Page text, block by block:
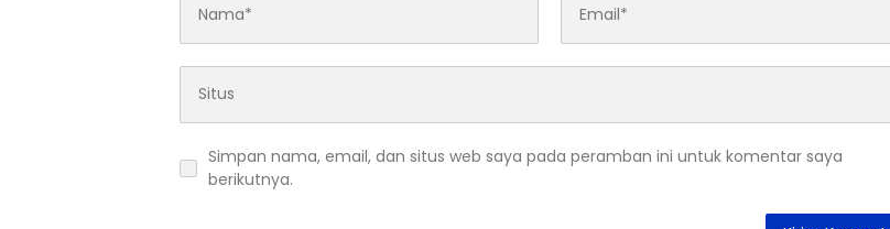
Simpan nama, email, dan situs web saya pada peramban ini untuk komentar saya
berikutnya.